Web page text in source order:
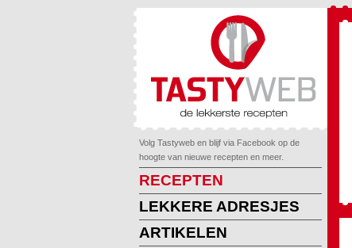
Volg Tastyweb en blijf via Facebook op de
hoogte van nieuwe recepten en meer.
RECEPTEN
LEKKERE ADRESJES
ARTIKELEN